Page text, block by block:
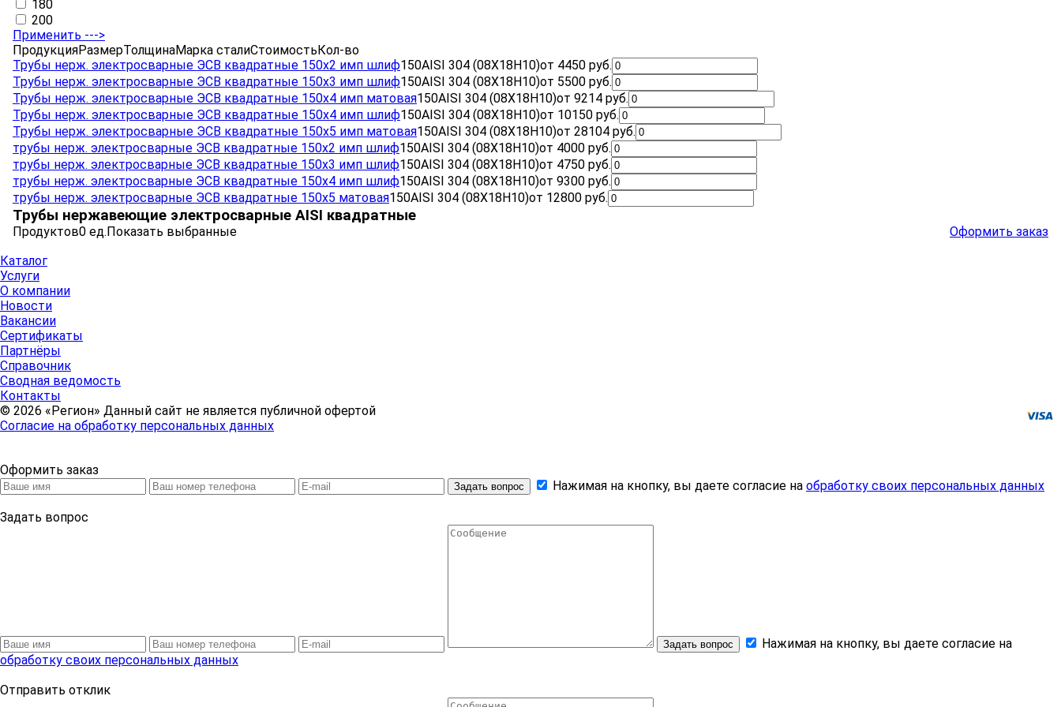
180
200
Применить --->
ПродукцияРазмерТолщинаМарка сталиСтоимостьКол-во
Трубы нерж. электросварные ЭСВ квадратные 150х2 имп шлиф150AISI 304 (08Х18Н10)от 4450 руб.
Трубы нерж. электросварные ЭСВ квадратные 150х3 имп шлиф150AISI 304 (08Х18Н10)от 5500 руб.
Трубы нерж. электросварные ЭСВ квадратные 150х4 имп матовая150AISI 304 (08Х18Н10)от 9214 руб.
Трубы нерж. электросварные ЭСВ квадратные 150х4 имп шлиф150AISI 304 (08Х18Н10)от 10150 руб.
Трубы нерж. электросварные ЭСВ квадратные 150х5 имп матовая150AISI 304 (08Х18Н10)от 28104 руб.
трубы нерж. электросварные ЭСВ квадратные 150x2 имп шлиф150AISI 304 (08Х18Н10)от 4000 руб.
трубы нерж. электросварные ЭСВ квадратные 150x3 имп шлиф150AISI 304 (08Х18Н10)от 4750 руб.
трубы нерж. электросварные ЭСВ квадратные 150x4 имп шлиф150AISI 304 (08Х18Н10)от 9300 руб.
трубы нерж. электросварные ЭСВ квадратные 150x5 матовая150AISI 304 (08Х18Н10)от 12800 руб.
Трубы нержавеющие электросварные AISI квадратные
Продуктов0 ед.Показать выбранные
Оформить заказ
Каталог
Услуги
О компании
Новости
Вакансии
Сертификаты
Партнёры
Справочник
Сводная ведомость
Контакты
© 2026 «Регион» Данный сайт не является публичной офертой
Согласие на обработку персональных данных
Оформить заказ
Задать вопрос Нажимая на кнопку, вы даете согласие на обработку своих персональных данных
Задать вопрос
Задать вопрос
Нажимая на кнопку, вы даете согласие на
обработку своих персональных данных
Отправить отклик